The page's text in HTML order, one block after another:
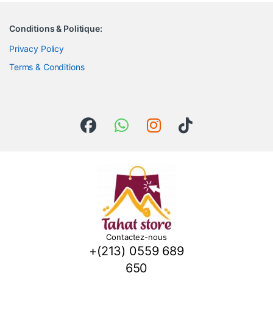
Conditions & Politique:
Privacy Policy
Terms & Conditions
Contactez-nous
+(213) 0559 689
650